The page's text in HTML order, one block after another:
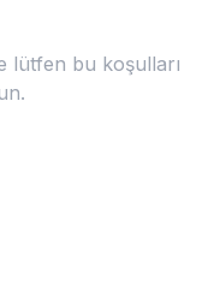
lütfen bu koşulları